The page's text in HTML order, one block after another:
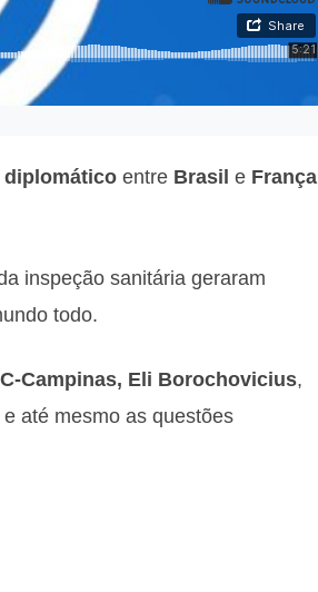
diplomático entre Brasil e França
inspeção sanitária geraram
todo.
Campinas, Eli Borochovicius,
até mesmo as questões